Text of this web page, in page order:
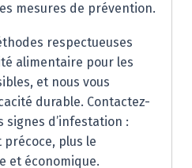
mesures de prévention.
respectueuses
alimentaire pour les
et nous vous
durable. Contactez-
signes d’infestation :
précoce, plus le
et économique.